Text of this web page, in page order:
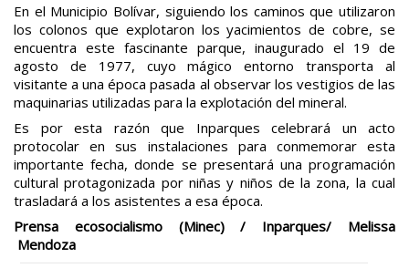
En el Municipio Bolívar, siguiendo los caminos que utilizaron
los colonos que explotaron los yacimientos de cobre, se
encuentra este fascinante parque, inaugurado el 19 de
agosto de 1977, cuyo mágico entorno transporta al
visitante a una época pasada al observar los vestigios de las
maquinarias utilizadas para la explotación del mineral.
Es por esta razón que Inparques celebrará un acto
protocolar en sus instalaciones para conmemorar esta
importante fecha, donde se presentará una programación
cultural protagonizada por niñas y niños de la zona, la cual
trasladará a los asistentes a esa época.
Prensa ecosocialismo (Minec) / Inparques/ Melissa
Mendoza